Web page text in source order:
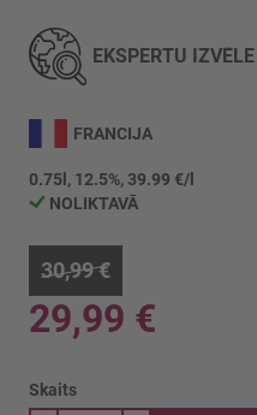
uz
galerijas
sākumu
EKSPERTU IZVĒLE
FRANCIJA
0.75l, 12.5%, 39.99 €/l
NOLIKTAVĀ
30,99 €
29,99 €
Skaits